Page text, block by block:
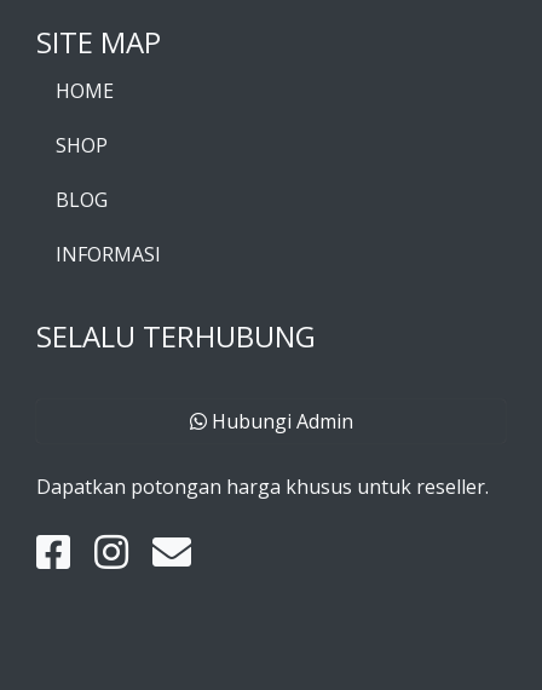
SITE MAP
HOME
SHOP
BLOG
INFORMASI
SELALU TERHUBUNG
Hubungi Admin
Dapatkan potongan harga khusus untuk reseller.